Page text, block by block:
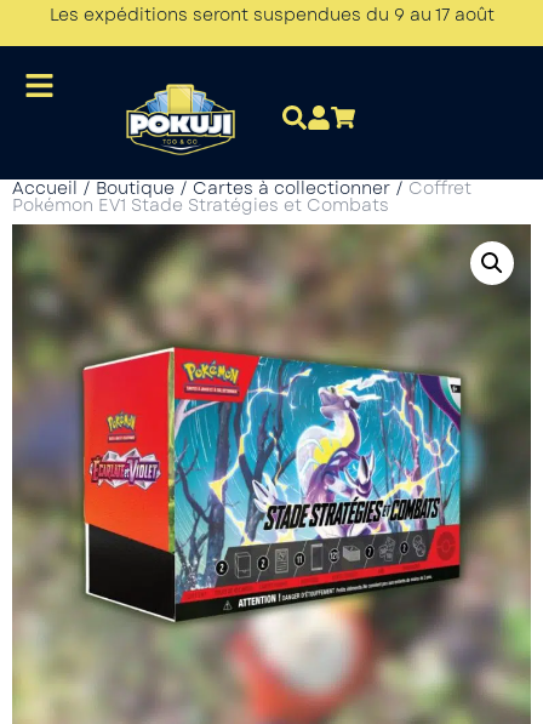
Les expéditions seront suspendues du 9 au 17 août
Accueil / Boutique / Cartes à collectionner / Coffret
Pokémon EV1 Stade Stratégies et Combats